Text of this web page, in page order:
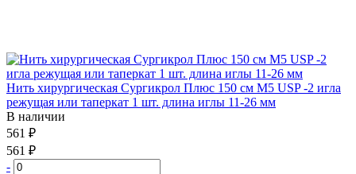
Нить хирургическая Сургикрол Плюс 150 см М5 USP -2 игла
режущая или таперкат 1 шт. длина иглы 11-26 мм
В наличии
561 ₽
561 ₽
-